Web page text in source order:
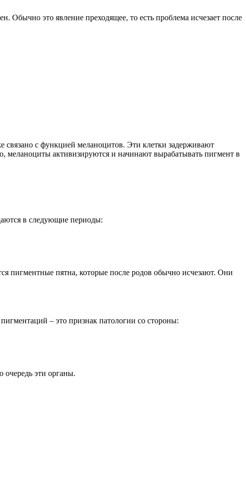
это явление преходящее, то есть проблема исчезает после
с функцией меланоцитов. Эти клетки задерживают
меланоциты активизируются и начинают вырабатывать пигмент в
в следующие периоды:
пигментные пятна, которые после родов обычно исчезают. Они
– это признак патологии со стороны:
очередь эти органы.